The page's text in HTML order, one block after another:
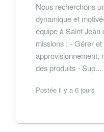
Nous recherchons
dynamique et
équipe à Saint Jean
missions : - Gérer
approvisionnement,
des produits - Sup...
Postée il y a 6 jours